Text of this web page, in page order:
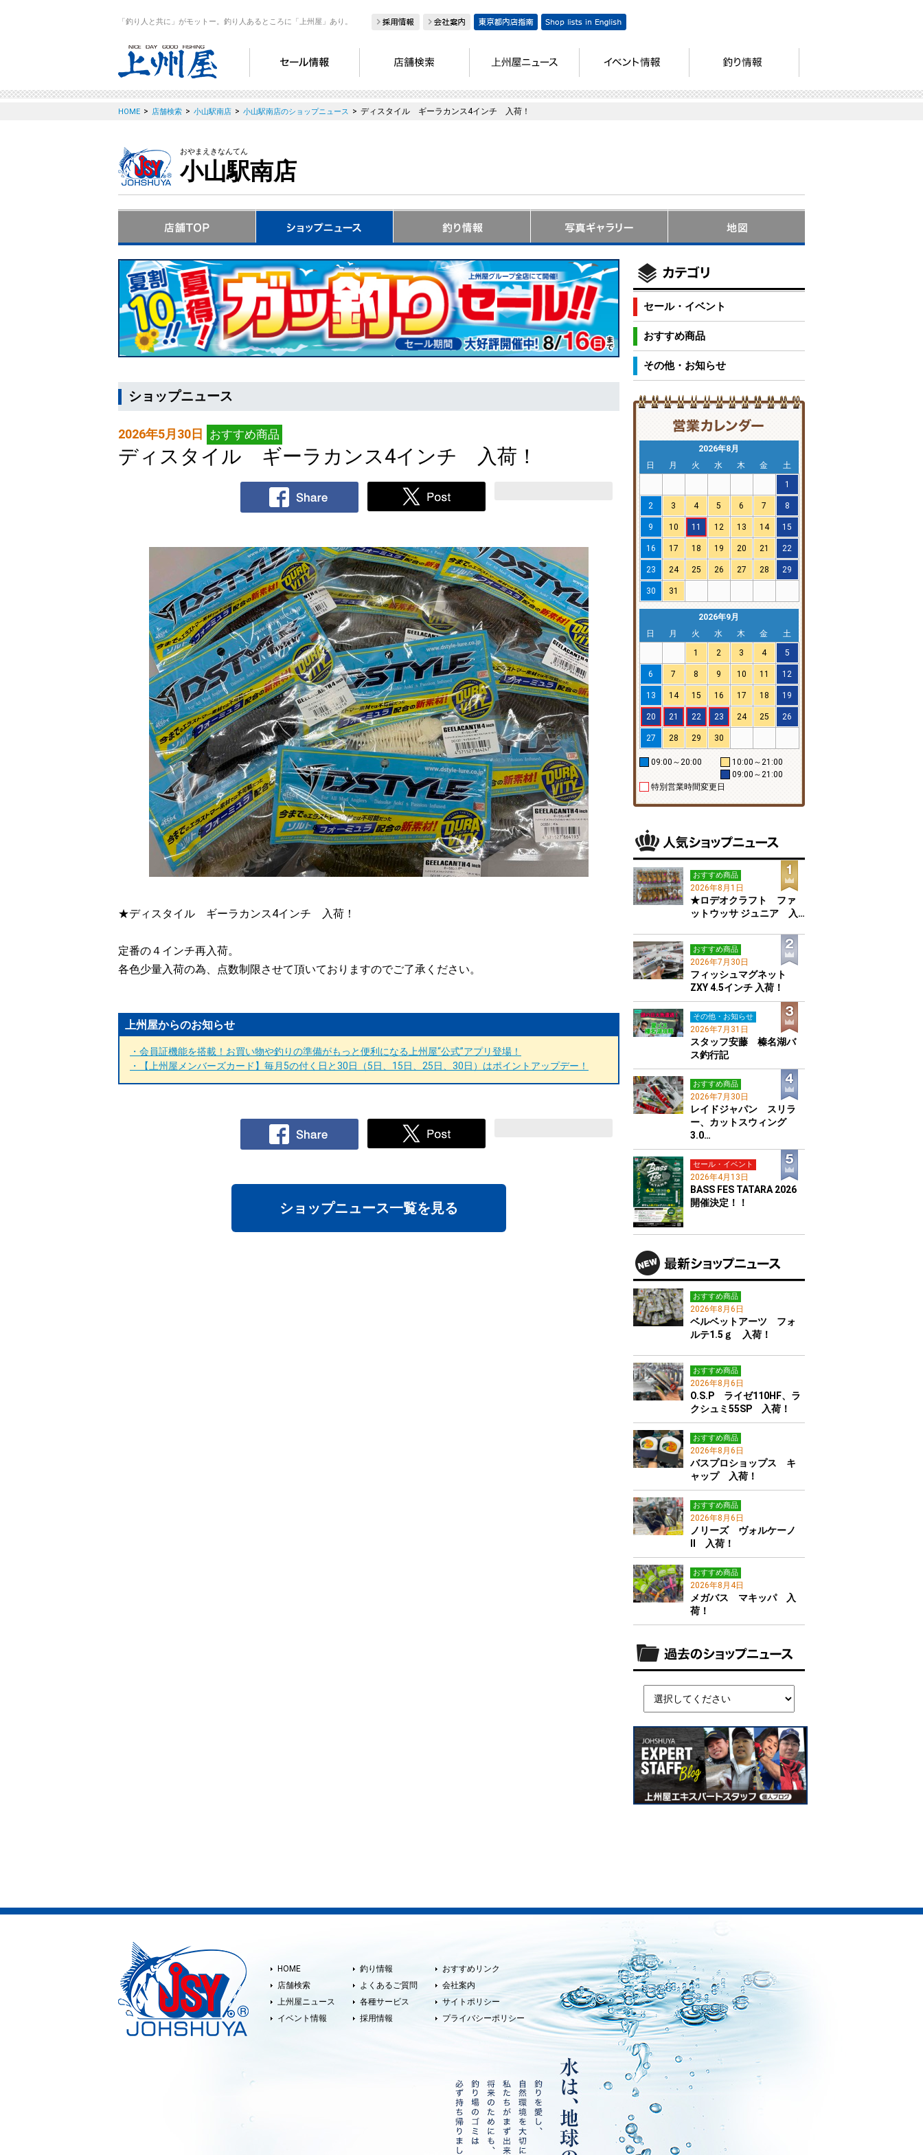
「釣り人と共に」がモットー。釣り人あるところに「上州屋」あり。
HOME > 店舗検索 > 小山駅南店 > 小山駅南店のショップニュース > ディスタイル ギーラカンス4インチ 入荷！
おやまえきなんてん
小山駅南店
ショップニュース
2026年5月30日 おすすめ商品
ディスタイル ギーラカンス4インチ 入荷！
★ディスタイル ギーラカンス4インチ 入荷！
定番の４インチ再入荷。
各色少量入荷の為、点数制限させて頂いておりますのでご了承ください。
上州屋からのお知らせ
・会員証機能を搭載！お買い物や釣りの準備がもっと便利になる上州屋“公式”アプリ登場！
・【上州屋メンバーズカード】毎月5の付く日と30日（5日、15日、25日、30日）はポイントアップデー！
ショップニュース一覧を見る
セール・イベント
おすすめ商品
その他・お知らせ
2026年8月
日
月 火 水 木 金
土
1
2 3 4 5 6 7 8
9 10 11 12 13 14 15
16 17 18 19 20 21 22
23 24 25 26 27 28 29
30 31
2026年9月
日
月 火 水 木 金
土
1
2 3 4 5
6 7 8 9 10 11 12
13 14 15 16 17 18 19
20 21 22 23 24 25 26
27 28 29 30
10:00～21:00
09:00～20:00
09:00～21:00
特別営業時間変更日
おすすめ商品
2026年8月1日
★ロデオクラフト ファ
ットウッサ ジュニア 入…
おすすめ商品
2026年7月30日
フィッシュマグネット
ZXY 4.5インチ 入荷！
その他・お知らせ
2026年7月31日
スタッフ安藤 榛名湖バ
ス釣行記
おすすめ商品
2026年7月30日
レイドジャパン スリラ
ー、カットスウィング
3.0…
セール・イベント
2026年4月13日
BASS FES TATARA 2026
開催決定！！
おすすめ商品
2026年8月6日
ベルベットアーツ フォ
ルテ1.5ｇ 入荷！
おすすめ商品
2026年8月6日
O.S.P ライゼ110HF、ラ
クシュミ55SP 入荷！
おすすめ商品
2026年8月6日
バスプロショップス キ
ャップ 入荷！
おすすめ商品
2026年8月6日
ノリーズ ヴォルケーノ
Ⅱ 入荷！
おすすめ商品
2026年8月4日
メガバス マキッパ 入
荷！
HOME
店舗検索
上州屋ニュース
イベント情報
釣り情報
よくあるご質問
各種サービス
採用情報
おすすめリンク
会社案内
サイトポリシー
プライバシーポリシー